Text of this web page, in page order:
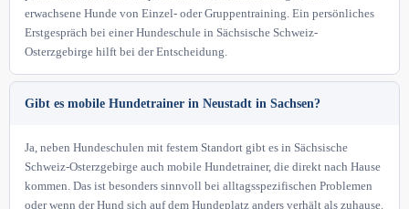
erwachsene Hunde von Einzel- oder Gruppentraining. Ein persönliches
Erstgespräch bei einer Hundeschule in Sächsische Schweiz-
Osterzgebirge hilft bei der Entscheidung.
Gibt es mobile Hundetrainer in Neustadt in Sachsen?
Ja, neben Hundeschulen mit festem Standort gibt es in Sächsische
Schweiz-Osterzgebirge auch mobile Hundetrainer, die direkt nach Hause
kommen. Das ist besonders sinnvoll bei alltagsspezifischen Problemen
oder wenn der Hund sich auf dem Hundeplatz anders verhält als zuhause.